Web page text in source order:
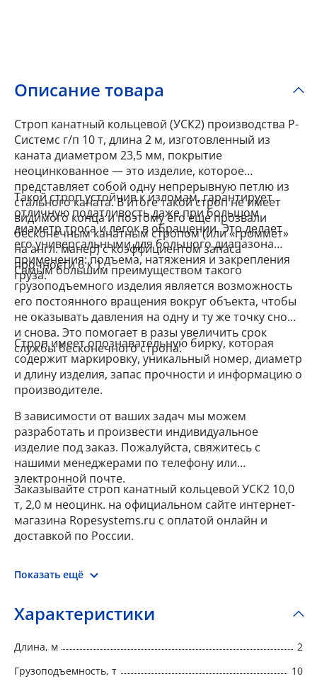
Описание товара
Строп канатный кольцевой (УСК2) производства Р-
Системс г/п 10 т, длина 2 м, изготовленный из
каната диаметром 23,5 мм, покрытие
неоцинкованное — это изделие, которое
представляет собой одну непрерывную петлю из
стального каната. В итоге такой строп не имеет
видимого конца и поэтому его еще прозвали
бесконечным канатным стропом (или «громмет»
на англ. манер) с коэффициентом запаса
прочности 6 к 1.
Такой строп устойчив к изломам, гарантирует
отличную податливость даже при большом
диаметр троса и легок в обращении. Это делает
его универсальными для большого диапазона
применения: подъема, натяжения и закрепления
груза.
Самым большим преимуществом такого
грузоподъемного изделия является возможность
его постоянного вращения вокруг объекта, чтобы
не оказывать давления на одну и ту же точку снова
и снова. Это помогает в разы увеличить срок
службы бесконечного стропа.
Строп имеет опознавательную бирку, которая
содержит маркировку, уникальный номер, диаметр
и длину изделия, запас прочности и информацию о
производителе.
В зависимости от ваших задач мы можем
разработать и произвести индивидуальное
изделие под заказ. Пожалуйста, свяжитесь с
нашими менеджерами по телефону или
электронной почте.
Заказывайте строп канатный кольцевой УСК2 10,0
т, 2,0 м неоцинк. на официальном сайте интернет-
магазина Ropesystems.ru с оплатой онлайн и
доставкой по России.
Показать ещё
Характеристики
Длина, м
2
Грузоподъемность, т
10